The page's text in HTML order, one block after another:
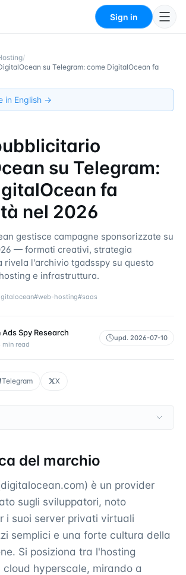
Sign in
/
su Telegram: come DigitalOcean fa
in English →
su Telegram:
fa
nel 2026
gestisce campagne sponsorizzate su
— formati creativi, strategia
rivela l'archivio tgadsspy su questo
e infrastruttura.
#web-hosting#saas
Spy Research
min read
upd. 2026-07-10
Telegram X
del marchio
è un provider
sugli sviluppatori, noto
i suoi server privati virtuali
semplici e una forte cultura della
Si posiziona tra l'hosting
hyperscale, mirando a